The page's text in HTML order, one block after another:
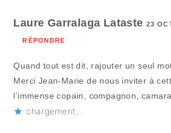
Laure Garralaga Lataste23
RÉPONDRE
Quand tout est dit, rajouter un seul
Merci Jean-Marie de nous inviter à
l’immense copain, compagnon,
chargement…